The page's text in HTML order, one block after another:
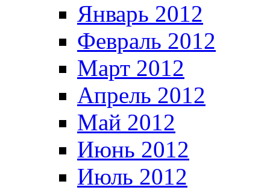
Январь 2012
Февраль 2012
Март 2012
Апрель 2012
Май 2012
Июнь 2012
Июль 2012